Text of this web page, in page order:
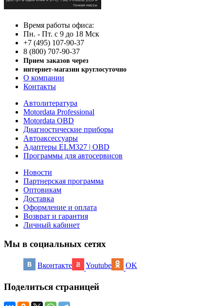
Время работы офиса:
Пн. - Пт. с 9 до 18 Мск
+7 (495) 107-90-37
8 (800) 707-90-37
Прием заказов через
интернет-магазин круглосуточно
О компании
Контакты
Автолитература
Motordata Professional
Motordata OBD
Диагностические приборы
Автоаксессуары
Адаптеры ELM327 | OBD
Программы для автосервисов
Новости
Партнерская программа
Оптовикам
Доставка
Оформление и оплата
Возврат и гарантия
Личный кабинет
Мы в социальных сетях
Вконтакте Youtube OK
Поделиться страницей